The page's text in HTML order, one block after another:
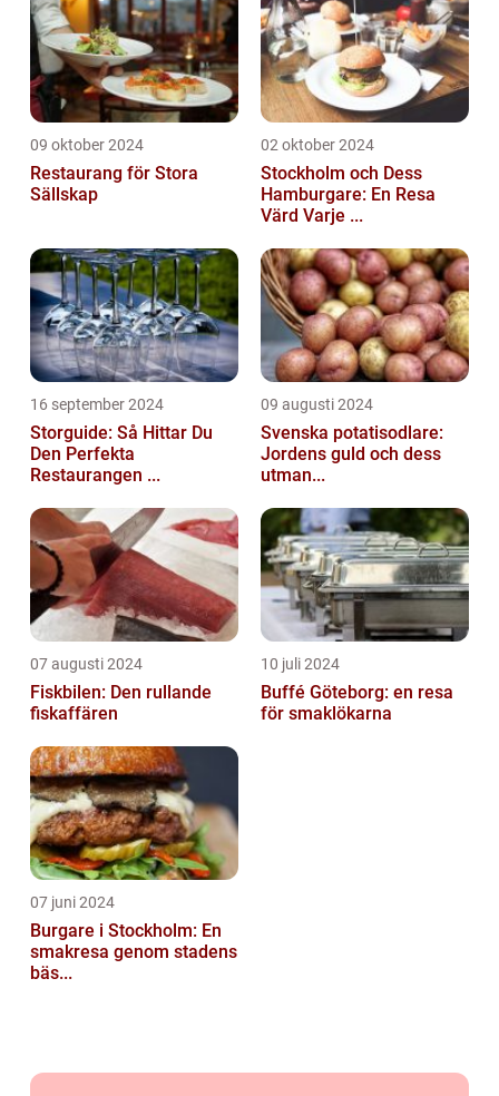
09 oktober 2024
Restaurang för Stora
Sällskap
02 oktober 2024
Stockholm och Dess
Hamburgare: En Resa
Värd Varje ...
16 september 2024
Storguide: Så Hittar Du
Den Perfekta
Restaurangen ...
09 augusti 2024
Svenska potatisodlare:
Jordens guld och dess
utman...
07 augusti 2024
Fiskbilen: Den rullande
fiskaffären
10 juli 2024
Buffé Göteborg: en resa
för smaklökarna
07 juni 2024
Burgare i Stockholm: En
smakresa genom stadens
bäs...